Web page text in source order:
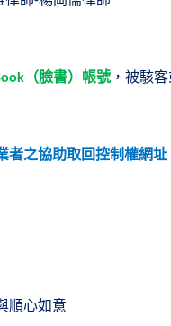
（臉書）帳號，被駭
者之協助取回控制權網址
順心如意